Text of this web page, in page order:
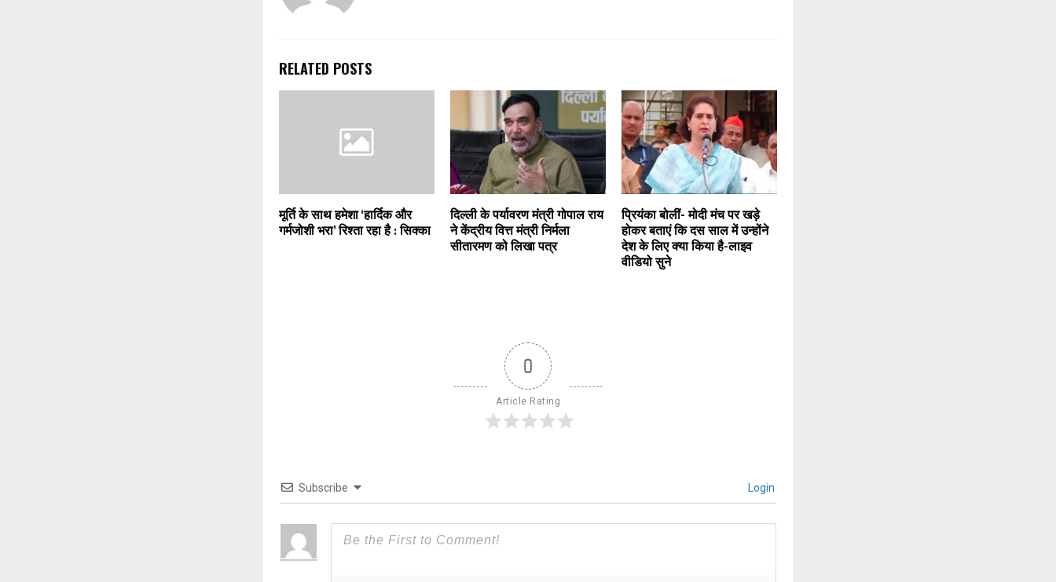
RELATED POSTS
मूर्ति के साथ हमेशा ‘हार्दिक और
गर्मजोशी भरा’ रिश्ता रहा है : सिक्का
दिल्ली के पर्यावरण मंत्री गोपाल राय
ने केंद्रीय वित्त मंत्री निर्मला
सीतारमण को लिखा पत्र
प्रियंका बोलीं- मोदी मंच पर खड़े
होकर बताएं कि दस साल में उन्होंने
देश के लिए क्या किया है-लाइव
वीडियो सुने
0
Article Rating
Subscribe Login